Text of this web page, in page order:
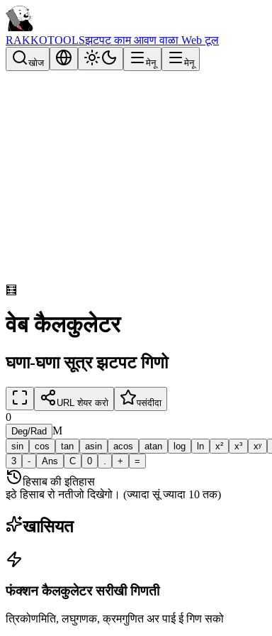
RAKKOTOOLSझटपट काम आवण वाळा Web टूल
खोज मेनू मेनू
🧮
वेब कैलकुलेटर
घणा-घणा सूत्र झटपट गिणो
URL शेयर करो पसंदीदा
0
Deg/Rad M
sin cos tan asin acos atan log ln x² x³ xʸ
3
- Ans C 0 + =
हिसाब की इतिहास
इठे हिसाब रो नतीजो दिखेगो। (ज्यादा सूं ज्यादा 10 तक)
खासियत
फंक्शन कैलकुलेटर सरीखी गिणती
त्रिकोणमिति, लघुगणक, क्रमगुणित अर पाई ई गिण सको